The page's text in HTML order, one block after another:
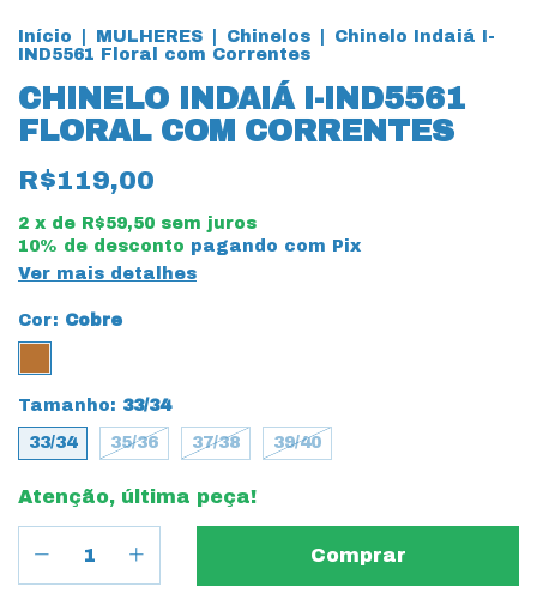
Início MULHERES Chinelos
Chinelo Indaiá I-
IND5561 Floral com Correntes
CHINELO INDAIÁ I-IND5561
FLORAL COM CORRENTES
R$119,00
2 x de R$59,50 sem juros
10% de desconto pagando com Pix
Ver mais detalhes
Cor: Cobre
Tamanho: 33/34
33/34 35/36 37/38 39/40
Atenção, última peça!